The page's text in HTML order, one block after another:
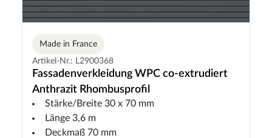
Made in France
Artikel-Nr.: L2900368
Fassadenverkleidung WPC co-extrudiert
Anthrazit Rhombusprofil
Stärke/Breite 30 x 70 mm
Länge 3,6 m
Deckmaß 70 mm